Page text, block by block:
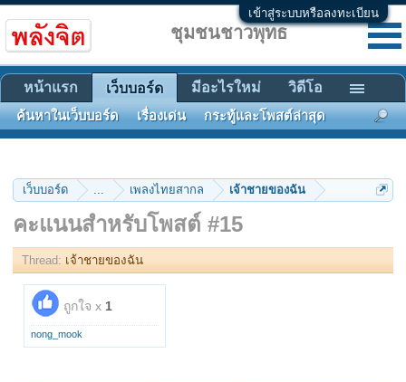
เข้าสู่ระบบหรือลงทะเบียน
เว็บบอร์ด ... เพลงไทยสากล เจ้าชายของฉัน
คะแนนสำหรับโพสต์ #15
Thread: เจ้าชายของฉัน
ถูกใจ x 1
nong_mook
ชุมชนชาวพุทธ
หน้าแรก เว็บบอร์ด
ค้นหาในเว็บบอร์ด เรื่องเด่น กระทู้และโพสต์ล่าสุด
มีอะไรใหม่ วิดีโอ